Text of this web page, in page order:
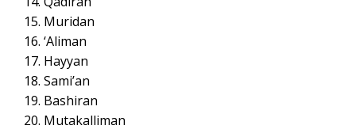
Muridan
‘Aliman
Hayyan
Sami’an
Bashiran
Mutakalliman